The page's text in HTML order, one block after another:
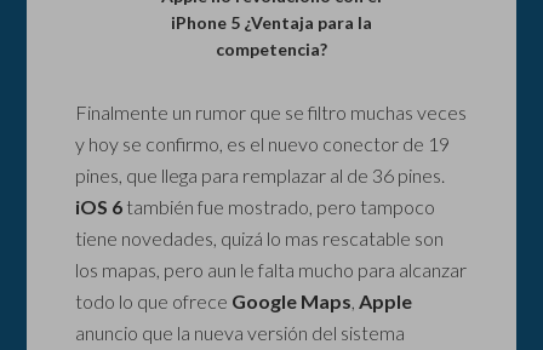
iPhone 5 ¿Ventaja para la
competencia?
Finalmente un rumor que se filtro muchas veces
y hoy se confirmo, es el nuevo conector de 19
pines, que llega para remplazar al de 36 pines.
iOS 6 también fue mostrado, pero tampoco
tiene novedades, quizá lo mas rescatable son
los mapas, pero aun le falta mucho para alcanzar
todo lo que ofrece Google Maps,Apple
anuncio que la nueva versión del sistema